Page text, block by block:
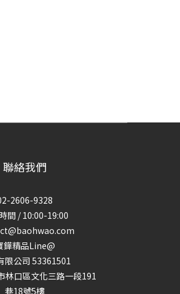
聯絡我們
2606-9328
間 / 10:00-19:00
鏵精品Line@
限公司 53361501
林口區文化三路一段191
巷18號5樓